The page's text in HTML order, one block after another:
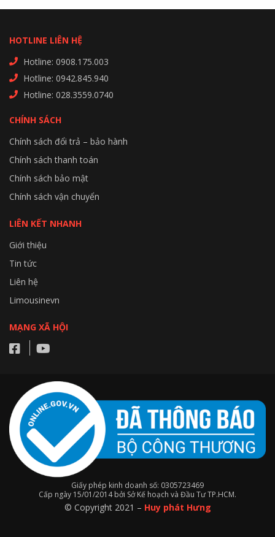
HOTLINE LIÊN HỆ
Hotline: 0908.175.003
Hotline: 0942.845.940
Hotline: 028.3559.0740
CHÍNH SÁCH
Chính sách đổi trả – bảo hành
Chính sách thanh toán
Chính sách bảo mật
Chính sách vận chuyển
LIÊN KẾT NHANH
Giới thiệu
Tin tức
Liên hệ
Limousinevn
MẠNG XÃ HỘI
Giấy phép kinh doanh số: 0305723469
Cấp ngày 15/01/2014 bởi Sở Kế hoạch và Đầu Tư TP.HCM.
© Copyright 2021 – Huy phát Hưng